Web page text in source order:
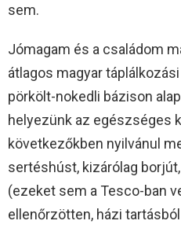
sem.
Jómagam és a családom
átlagos magyar
pörkölt-nokedli bázison
helyezünk az egészséges
következőkben nyilvánul
sertéshúst, kizárólag
(ezeket sem a Tesco-ban
ellenőrzötten, házi